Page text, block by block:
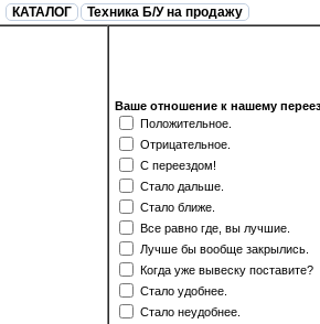
КАТАЛОГ Техника Б/У на продажу
Ваше отношение к нашему
Положительное.
Отрицательное.
С переездом!
Стало дальше.
Стало ближе.
Все равно где, вы лучшие.
Лучше бы вообще закрылись.
Когда уже вывеску поставите?
Стало удобнее.
Стало неудобнее.